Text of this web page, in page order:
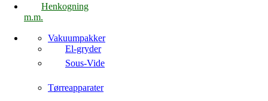
Henkogning
m.m.
Vakuumpakker
El-gryder
Sous-Vide
Tørreapparater